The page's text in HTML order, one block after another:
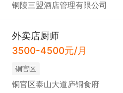
铜陵三盟酒店管理有限公司
外卖店厨师
3500-4500元/月
铜官区
铜官区泰山大道庐铜食府